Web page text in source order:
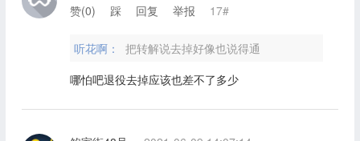
赞(0) 踩 回复 举报 17#
听花啊：
把转解说去掉好像也说得通
哪怕吧退役去掉应该也差不了多少